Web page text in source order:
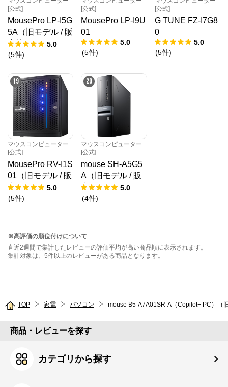
[公式]
MousePro LP-I5G
5A（旧モデル / 販
売終了）
5.0
(5件)
[公式]
MousePro LP-I9U
01
5.0
(5件)
[公式]
G TUNE FZ-I7G8
0
5.0
(5件)
19
マウスコンピューター
[公式]
MousePro RV-I1S
01（旧モデル / 販
売終了）
5.0
(5件)
20
マウスコンピューター
[公式]
mouse SH-A5G5
A（旧モデル / 販
売終了）
5.0
(4件)
※高評価の順位付けについて
直近2週間で集計したレビューの評価平均が高い商品順に表示されます。
集計対象は、5件以上のレビューがある商品となります。
TOP 家電 パソコン mouse B5-A7A01SR-A（Copilot+ PC）（
商品・レビューを探す
カテゴリから探す